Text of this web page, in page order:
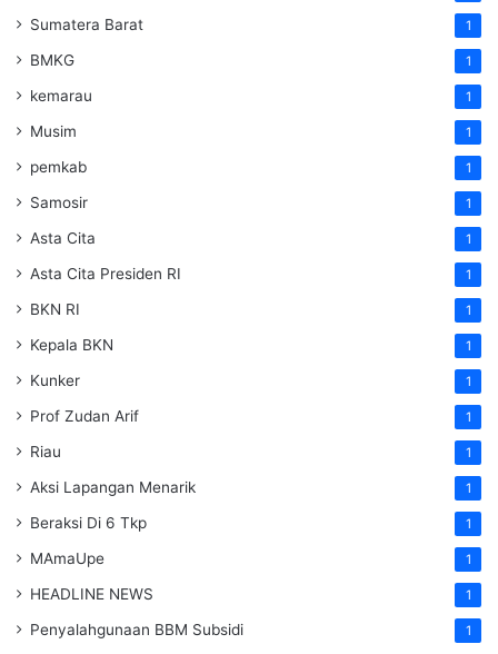
Sumatera Barat 1
BMKG 1
kemarau 1
Musim 1
pemkab 1
Samosir 1
Asta Cita 1
Asta Cita Presiden RI 1
BKN RI 1
Kepala BKN 1
Kunker 1
Prof Zudan Arif 1
Riau 1
Aksi Lapangan Menarik 1
Beraksi Di 6 Tkp 1
MAmaUpe 1
HEADLINE NEWS 1
Penyalahgunaan BBM Subsidi 1